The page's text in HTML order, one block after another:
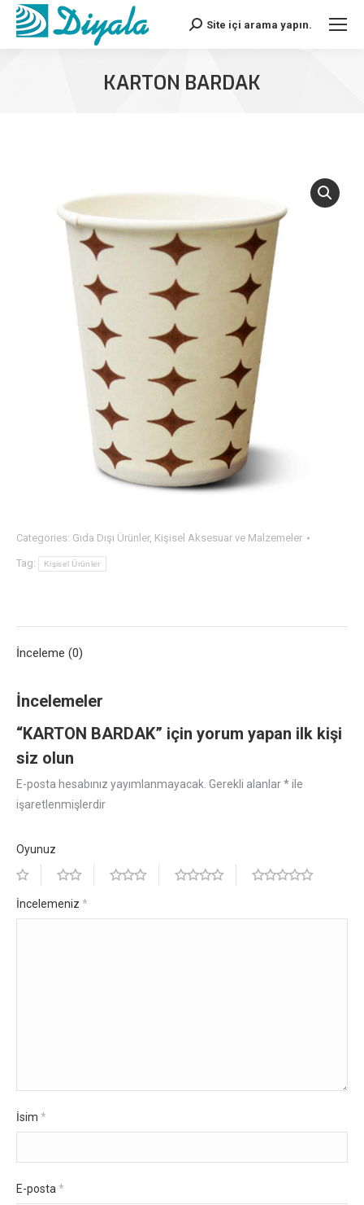
Search:Site içi arama yapın.
KARTON BARDAK
Categories: Gıda Dışı Ürünler, Kişisel Aksesuar ve Malzemeler
Tag: Kişisel Ürünler
İnceleme (0)
İncelemeler
“KARTON BARDAK” için yorum yapan ilk kişi
siz olun
E-posta hesabınız yayımlanmayacak. Gerekli alanlar*ile
işaretlenmişlerdir
Oyunuz
İncelemeniz *
İsim *
E-posta *